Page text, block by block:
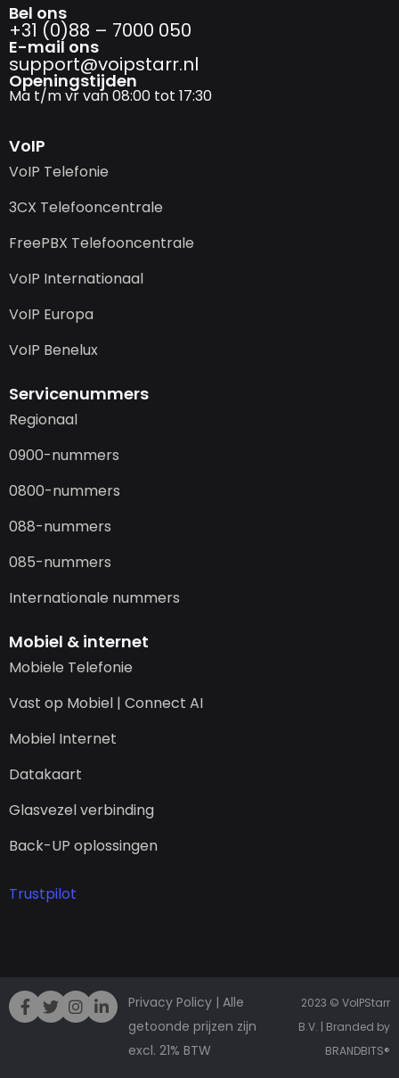
Bel ons
+31 (0)88 – 7000 050
E-mail ons
support@­voipstarr.nl
Openingstijden
Ma t/m vr van 08:00 tot 17:30
VoIP
VoIP Telefonie
3CX Telefooncentrale
FreePBX Telefooncentrale
VoIP Internationaal
VoIP Europa
VoIP Benelux
Servicenummers
Regionaal
0900-nummers
0800-nummers
088-nummers
085-nummers
Internationale nummers
Mobiel & internet
Mobiele Telefonie
Vast op Mobiel | Connect AI
Mobiel Internet
Datakaart
Glasvezel verbinding
Back-UP oplossingen
Trustpilot
Privacy Policy | Alle
getoonde prijzen zijn
excl. 21% BTW
2023 © VoIPStarr
B.V. | Branded by
BRANDBITS®